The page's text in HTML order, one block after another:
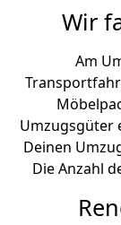
Wir
Am
Umzugsgüter
Deinen
Die Anzahl